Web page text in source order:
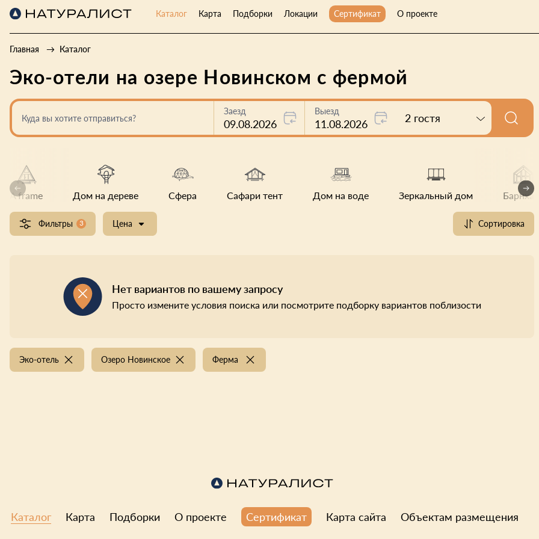
Каталог Карта Подборки Локации Сертификат О проекте
Главная Каталог
Эко-отели на озере Новинском с фермой
Куда вы хотите отправиться?
Заезд
09.08.2026
Выезд
11.08.2026 2 гостя
A frame Дом на дереве Сфера Сафари тент Дом на воде Зеркальный дом Барнхауз
Фильтры 3 Цена Сортировка
Нет вариантов по вашему запросу
Просто измените условия поиска или посмотрите подборку вариантов поблизости
Эко-отель Озеро Новинское Ферма
Каталог Карта Подборки О проекте Сертификат Карта сайта Объектам размещения